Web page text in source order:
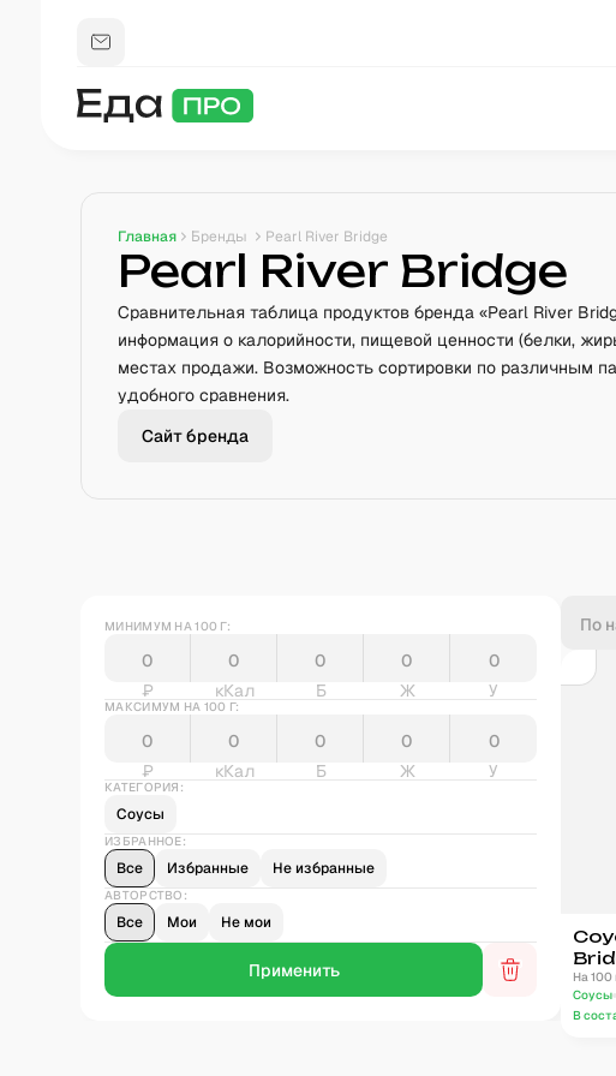
Главная Бренды Pearl River Bridge
Pearl River Bridge
Сравнительная таблица продуктов бренда «Pearl River
информация о калорийности, пищевой ценности (белки,
местах продажи. Возможность сортировки по различным
удобного сравнения.
Сайт бренда
МИНИМУМ НА 100 Г:
₽ кКал Б Ж У
МАКСИМУМ НА 100 Г:
₽ кКал Б Ж У
КАТЕГОРИЯ:
Соусы
ИЗБРАННОЕ:
Все Избранные Не избранные
АВТОРСТВО:
Все Мои Не мои
На 100
Соусы
В